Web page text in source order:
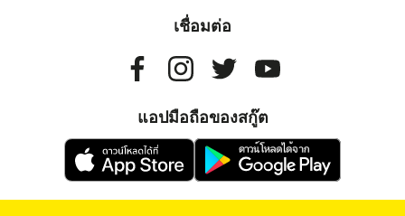
เชื่อมต่อ
แอปมือถือของสกู๊ต